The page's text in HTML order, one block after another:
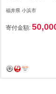
し町家～ 宿泊
浜市 / 椿とこ
福井県 小浜市
寄付金額: